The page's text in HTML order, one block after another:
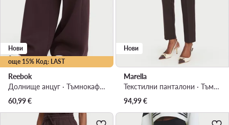
още 15% Код: LAST
Нови
Reebok
Долнище анцуг · Тъмнокафяв · Regular Fit
60,99€
Нови
Marella
Текстилни панталони · Тъмнокафяв · Regular Fit
94,99€